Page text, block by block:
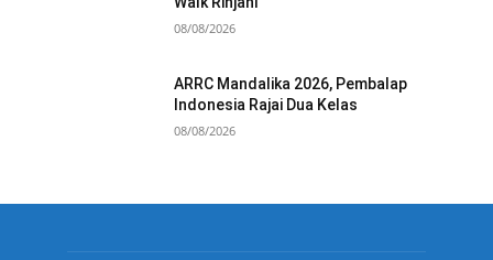
08/08/2026
ARRC Mandalika 2026, Pembalap
Indonesia Rajai Dua Kelas
08/08/2026